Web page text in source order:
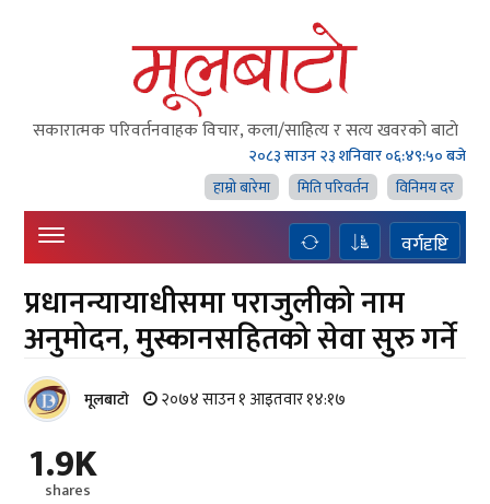
सकारात्मक परिवर्तनवाहक विचार, कला/साहित्य र सत्य खवरको बाटाे
२०८३ साउन २३ शनिवार०६:४९:५१ बजे
हाम्राे बारेमा
मिति परिवर्तन विनिमय दर
वर्गदृष्टि
प्रधानन्यायाधीसमा पराजुलीको नाम
अनुमोदन, मुस्कानसहितको सेवा सुरु गर्ने
मूलबाटाे २०७४ साउन १ आइतवार १४:१७
1.9K
shares